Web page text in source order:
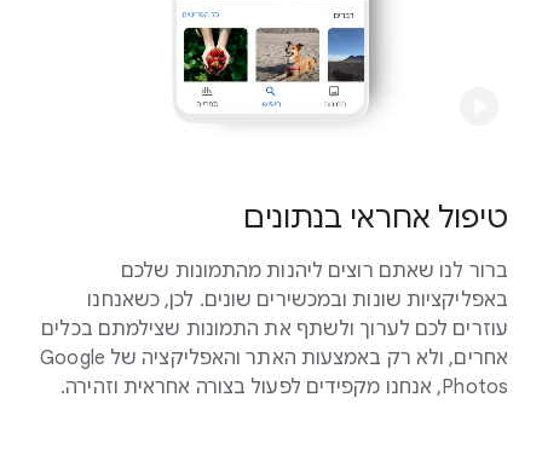
טיפול אחראי בנתונים
ברור לנו שאתם רוצים ליהנות מהתמונות שלכם
באפליקציות שונות ובמכשירים שונים. לכן, כשאנחנו
עוזרים לכם לערוך ולשתף את התמונות שצילמתם בכלים
אחרים, ולא רק באמצעות האתר והאפליקציה של Google
Photos, אנחנו מקפידים לפעול בצורה אחראית וזהירה.